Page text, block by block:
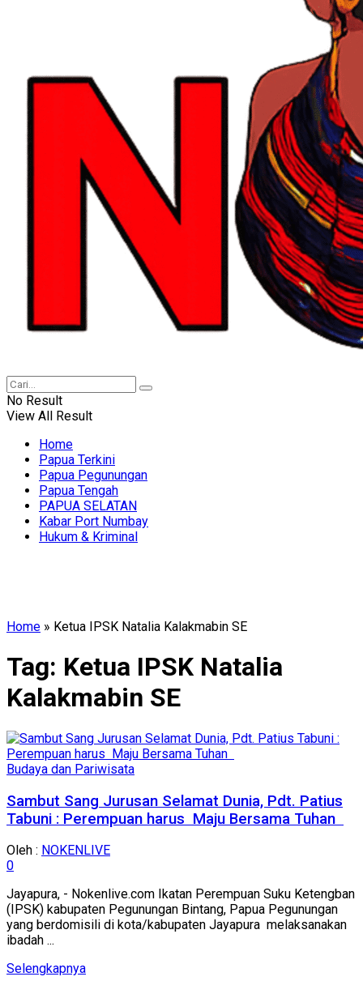
No Result
View All Result
Home
Papua Terkini
Papua Pegunungan
Papua Tengah
PAPUA SELATAN
Kabar Port Numbay
Hukum & Kriminal
Home » Ketua IPSK Natalia Kalakmabin SE
Tag: Ketua IPSK Natalia
Kalakmabin SE
Budaya dan Pariwisata
Sambut Sang Jurusan Selamat Dunia, Pdt. Patius
Tabuni : Perempuan harus Maju Bersama Tuhan
Oleh : NOKENLIVE
0
Jayapura, - Nokenlive.com Ikatan Perempuan Suku Ketengban
(IPSK) kabupaten Pegunungan Bintang, Papua Pegunungan
yang berdomisili di kota/kabupaten Jayapura melaksanakan
ibadah ...
SelengkapnyaDetails